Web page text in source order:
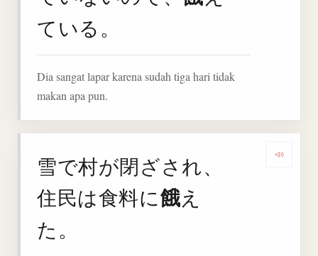
ている。
Dia sangat lapar karena sudah tiga hari tidak
makan apa pun.
雪で村が閉ざされ、
住民は食料に餓え
た。